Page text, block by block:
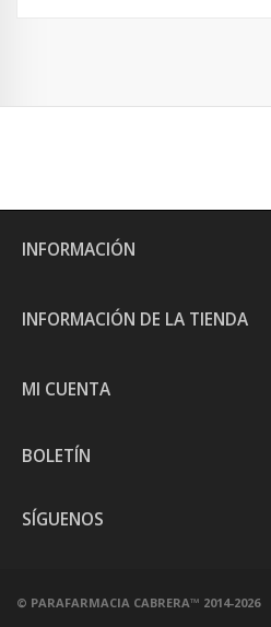
INFORMACIÓN
INFORMACIÓN DE LA TIENDA
MI CUENTA
BOLETÍN
SÍGUENOS
© PARAFARMACIA CABRERA™ 2014-2026